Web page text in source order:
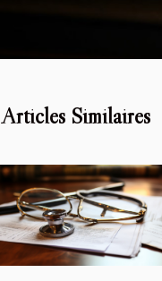
Articles Similaires